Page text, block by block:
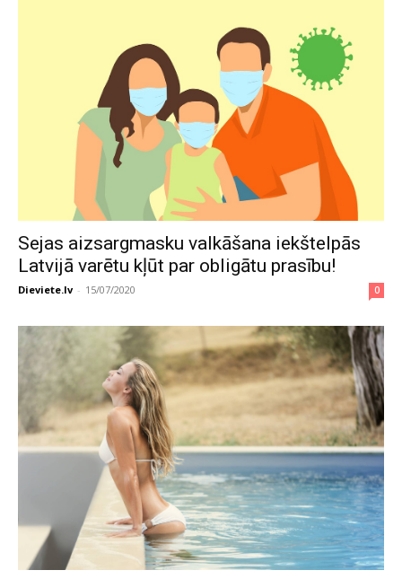
Sejas aizsargmasku valkāšana iekštelpās
Latvijā varētu kļūt par obligātu prasību!
Dieviete.lv - 15/07/2020 0